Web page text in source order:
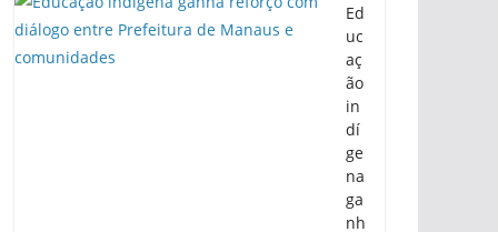
Ed
uc
aç
ão
in
dí
ge
na
ga
nh